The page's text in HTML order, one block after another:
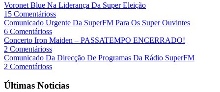
Voronet Blue Na Liderança Da Super Eleição
15 Comentárioss
Comunicado Urgente Da SuperFM Para Os Super Ouvintes
6 Comentárioss
Concerto Iron Maiden – PASSATEMPO ENCERRADO!
2 Comentárioss
Comunicado Da Direcção De Programas Da Rádio SuperFM
2 Comentárioss
Últimas Noticias